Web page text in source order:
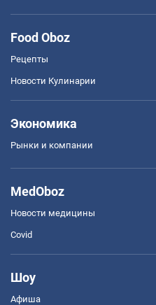
Food Oboz
Рецепты
Новости Кулинарии
Экономика
Рынки и компании
MedOboz
Новости медицины
Covid
Шоу
Афиша